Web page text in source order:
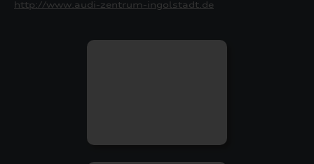
http://www.audi-zentrum-ingolstadt.de